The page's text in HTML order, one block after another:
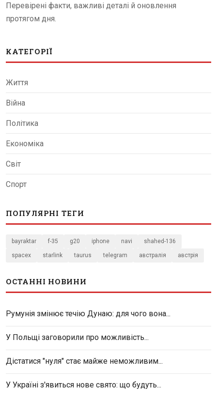
Перевірені факти, важливі деталі й оновлення
протягом дня.
КАТЕГОРІЇ
Життя
Війна
Політика
Економіка
Світ
Спорт
ПОПУЛЯРНІ ТЕГИ
bayraktar f-35 g20 iphone navi shahed-136
spacex starlink taurus telegram австралія австрія
ОСТАННІ НОВИНИ
Румунія змінює течію Дунаю: для чого вона...
У Польщі заговорили про можливість...
Дістатися "нуля" стає майже неможливим...
У Україні з'явиться нове свято: що будуть...